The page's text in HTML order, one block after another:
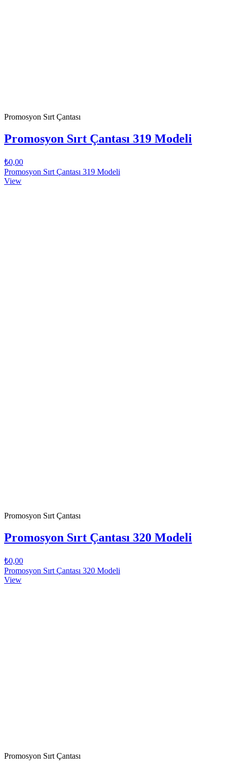
Promosyon Sırt Çantası
Promosyon Sırt Çantası 319 Modeli
₺0,00
Promosyon Sırt Çantası 319 Modeli
View
Promosyon Sırt Çantası
Promosyon Sırt Çantası 320 Modeli
₺0,00
Promosyon Sırt Çantası 320 Modeli
View
Promosyon Sırt Çantası